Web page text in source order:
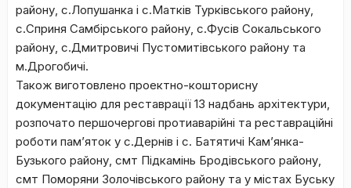
району, с.Лопушанка і с.Матків Турківського району,
с.Сприня Самбірського району, с.Фусів Сокальського
району, с.Дмитровичі Пустомитівського району та
м.Дрогобичі.
Також виготовлено проектно-кошторисну
документацію для реставрації 13 надбань архітектури,
розпочато першочергові протиаварійні та реставраційні
роботи пам’яток у с.Дернів і с. Батятичі Кам’янка-
Бузького району, смт Підкамінь Бродівського району,
смт Поморяни Золочівського району та у містах Буську